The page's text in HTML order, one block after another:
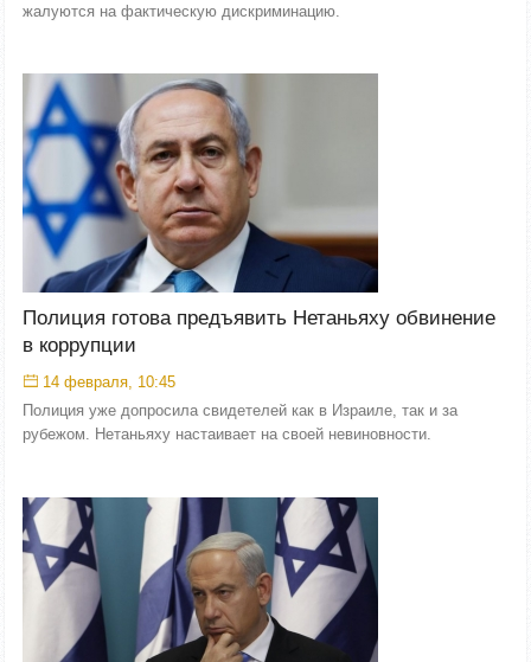
жалуются на фактическую дискриминацию.
Полиция готова предъявить Нетаньяху обвинение
в коррупции
14 февраля, 10:45
Полиция уже допросила свидетелей как в Израиле, так и за
рубежом. Нетаньяху настаивает на своей невиновности.